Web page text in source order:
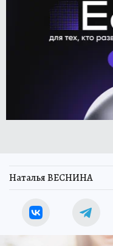
Наталья ВЕСНИНА